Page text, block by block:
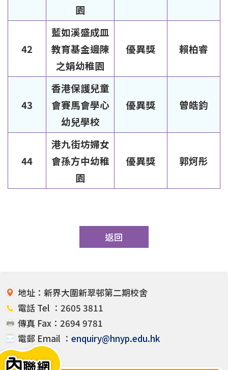
園
42
藍如溪盛成皿
教育基金邊陳
之娟幼稚園
優異獎 賴柏睿
43
香港保護兒童
會賽馬會學心
幼兒學校
優異獎 曾皓鈞
44
港九街坊婦女
會孫方中幼稚
園
優異獎 郭炣彤
返回
地址：新界大圍新翠邨第二期校舍
電話 Tel ：2605 3811
傳真 Fax：2694 9781
電郵 Email ： enquiry@hnyp.edu.hk